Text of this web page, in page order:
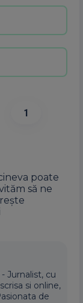
1
poate
să ne
Jurnalist, cu
si online,
de